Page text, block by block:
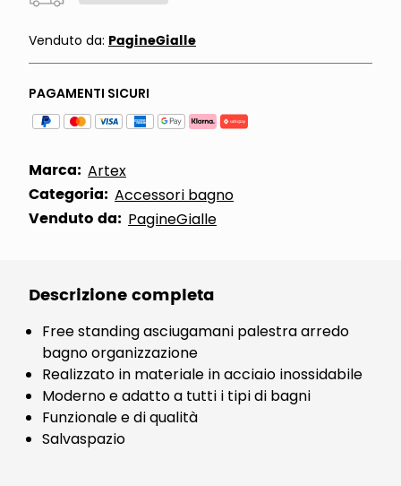
Venduto da: PagineGialle
PAGAMENTI SICURI
Marca: Artex
Categoria: Accessori bagno
Venduto da: PagineGialle
Descrizione completa
Free standing asciugamani palestra arredo
bagno organizzazione
Realizzato in materiale in acciaio inossidabile
Moderno e adatto a tutti i tipi di bagni
Funzionale e di qualità
Salvaspazio